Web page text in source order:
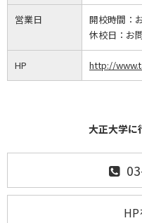
営業日 開校時間：
休校日： お
HP http://
大正大学に